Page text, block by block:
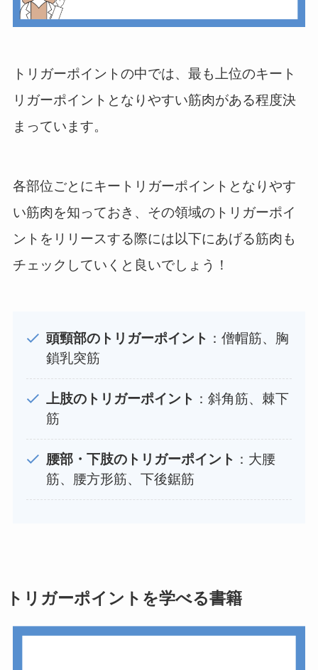
トリガーポイントの中では、最も上位のキート
リガーポイントとなりやすい筋肉がある程度決
まっています。
各部位ごとにキートリガーポイントとなりやす
い筋肉を知っておき、その領域のトリガーポイ
ントをリリースする際には以下にあげる筋肉も
チェックしていくと良いでしょう！
頭頸部のトリガーポイント ：僧帽筋、胸
鎖乳突筋
上肢のトリガーポイント ：斜角筋、棘下
筋
腰部・下肢のトリガーポイント ：大腰
筋、腰方形筋、下後鋸筋
トリガーポイントを学べる書籍